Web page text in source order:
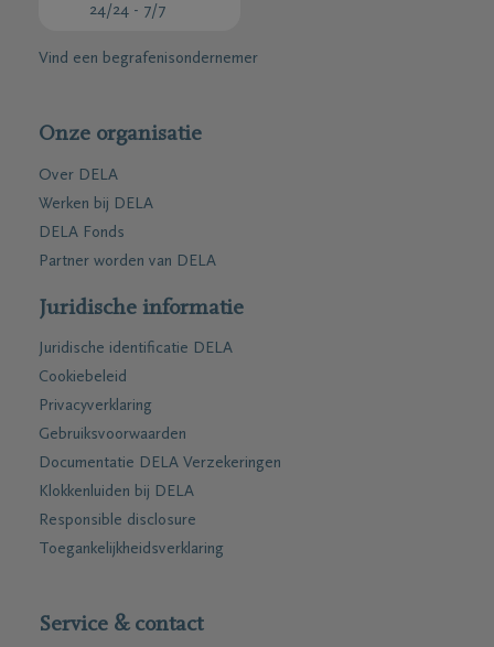
24/24 - 7/7
Vind een begrafenisondernemer
Onze organisatie
Over DELA
Werken bij DELA
DELA Fonds
Partner worden van DELA
Juridische informatie
Juridische identificatie DELA
Cookiebeleid
Privacyverklaring
Gebruiksvoorwaarden
Documentatie DELA Verzekeringen
Klokkenluiden bij DELA
Responsible disclosure
Toegankelijkheidsverklaring
Service & contact